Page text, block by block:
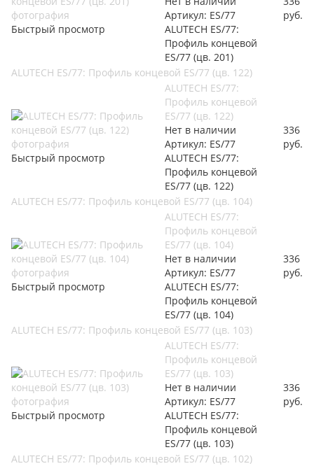
Быстрый просмотр
Артикул: ES/77
ALUTECH ES/77:
Профиль концевой
ES/77 (цв. 201)
руб.
ALUTECH ES/77: Профиль концевой ES/77 (цв. 122)
Быстрый просмотр
ALUTECH ES/77:
Профиль концевой
ES/77 (цв. 122)
Нет в наличии
Артикул: ES/77
ALUTECH ES/77:
Профиль концевой
ES/77 (цв. 122)
336
руб.
ALUTECH ES/77: Профиль концевой ES/77 (цв. 104)
Быстрый просмотр
ALUTECH ES/77:
Профиль концевой
ES/77 (цв. 104)
Нет в наличии
Артикул: ES/77
ALUTECH ES/77:
Профиль концевой
ES/77 (цв. 104)
336
руб.
ALUTECH ES/77: Профиль концевой ES/77 (цв. 103)
Быстрый просмотр
ALUTECH ES/77:
Профиль концевой
ES/77 (цв. 103)
Нет в наличии
Артикул: ES/77
ALUTECH ES/77:
Профиль концевой
ES/77 (цв. 103)
336
руб.
ALUTECH ES/77: Профиль концевой ES/77 (цв. 102)